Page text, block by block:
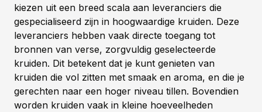
kiezen uit een breed scala aan leveranciers die
gespecialiseerd zijn in hoogwaardige kruiden. Deze
leveranciers hebben vaak directe toegang tot
bronnen van verse, zorgvuldig geselecteerde
kruiden. Dit betekent dat je kunt genieten van
kruiden die vol zitten met smaak en aroma, en die je
gerechten naar een hoger niveau tillen. Bovendien
worden kruiden vaak in kleine hoeveelheden